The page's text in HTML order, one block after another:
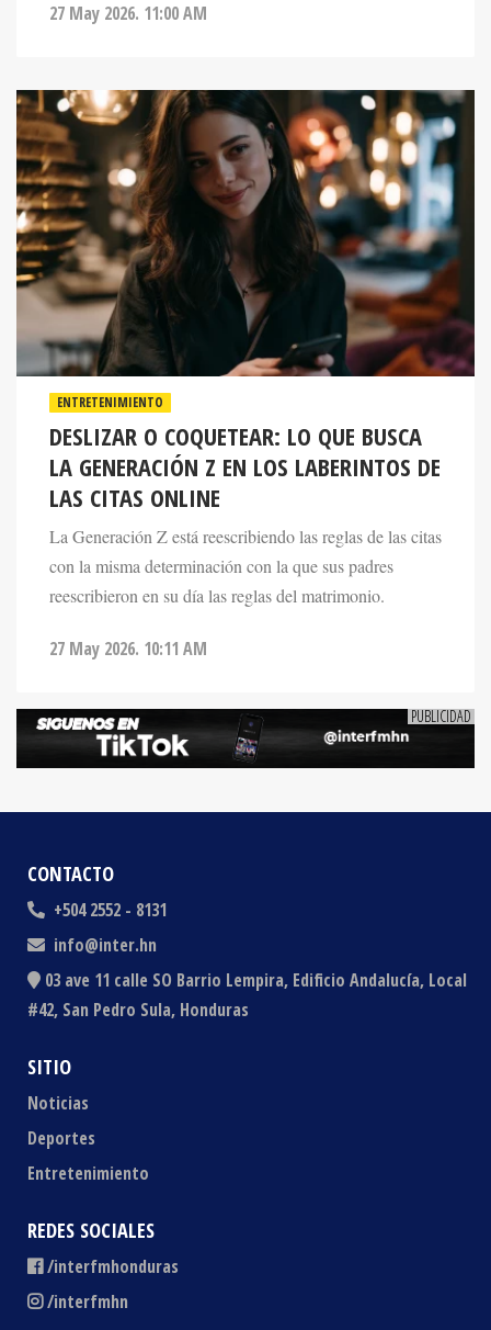
ENTRETENIMIENTO
DESLIZAR O COQUETEAR: LO QUE BUSCA
LA GENERACIÓN Z EN LOS LABERINTOS DE
LAS CITAS ONLINE
La Generación Z está reescribiendo las reglas de las citas
con la misma determinación con la que sus padres
reescribieron en su día las reglas del matrimonio.
CONTACTO
+504 2552 - 8131
info@inter.hn
03 ave 11 calle SO Barrio Lempira, Edificio Andalucía, Local
#42, San Pedro Sula, Honduras
SITIO
Noticias
Deportes
Entretenimiento
REDES SOCIALES
/interfmhonduras
/interfmhn